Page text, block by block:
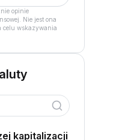
opinie
Nie jest ona
celu wskazywania
kapitalizacji